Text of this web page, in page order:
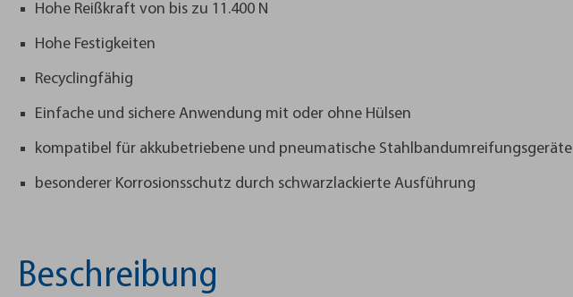
Hohe Reißkraft von bis zu 11.400 N
Hohe Festigkeiten
Recyclingfähig
Einfache und sichere Anwendung mit oder ohne Hülsen
kompatibel für akkubetriebene und pneumatische Stahlbandumreifungsgeräte
besonderer Korrosionsschutz durch schwarzlackierte Ausführung
Beschreibung